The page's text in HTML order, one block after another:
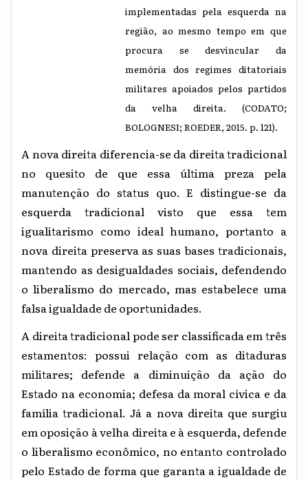
implementadas pela esquerda na
região, ao mesmo tempo em que
procura se desvincular da
memória dos regimes ditatoriais
militares apoiados pelos partidos
da velha direita. (CODATO;
BOLOGNESI; ROEDER, 2015. p. 121).
A nova direita diferencia-se da direita tradicional
no quesito de que essa última preza pela
manutenção do status quo. E distingue-se da
esquerda tradicional visto que essa tem
igualitarismo como ideal humano, portanto a
nova direita preserva as suas bases tradicionais,
mantendo as desigualdades sociais, defendendo
o liberalismo do mercado, mas estabelece uma
falsa igualdade de oportunidades.
A direita tradicional pode ser classificada em três
estamentos: possui relação com as ditaduras
militares; defende a diminuição da ação do
Estado na economia; defesa da moral cívica e da
família tradicional. Já a nova direita que surgiu
em oposição à velha direita e à esquerda, defende
o liberalismo econômico, no entanto controlado
pelo Estado de forma que garanta a igualdade de